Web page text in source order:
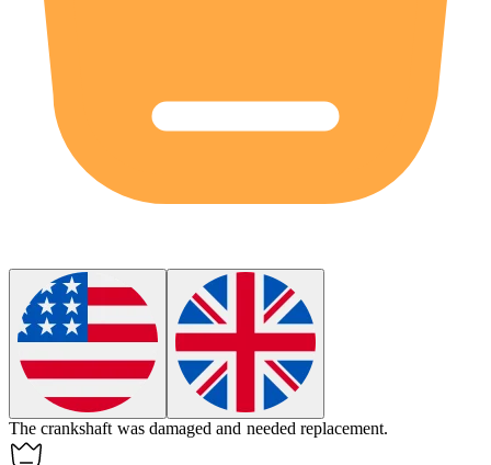
Thecrankshaft was damaged and needed replacement.